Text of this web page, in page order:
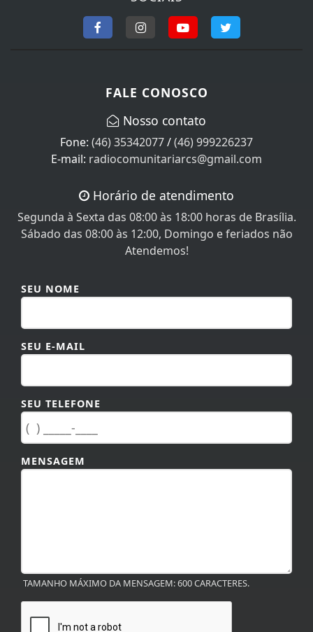
FALE CONOSCO
Nosso contato
Fone: (46) 35342077/(46) 999226237
E-mail: radiocomunitariarcs@gmail.com
Horário de atendimento
Segunda à Sexta das 08:00 às 18:00 horas de Brasília.
Sábado das 08:00 às 12:00, Domingo e feriados não
Atendemos!
SEU NOME
SEU E-MAIL
SEU TELEFONE
MENSAGEM
TAMANHO MÁXIMO DA MENSAGEM: 600 CARACTERES.